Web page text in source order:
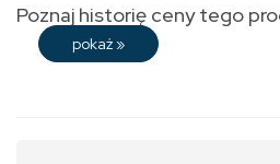
Poznaj historię ceny tego
pokaż »